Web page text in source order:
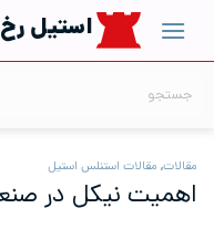
content
استیل رخ
مقالات, مقالات استنلس استیل
اهمیت نیکل در